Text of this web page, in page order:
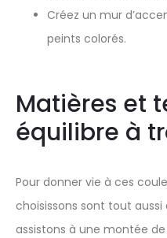
Créez un mur
peints colorés.
Matières et
équilibre à
Pour donner vie à ces
choisissons sont tout aussi
assistons à une montée